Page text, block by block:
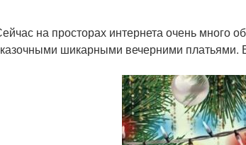
на просторах интернета очень много
шикарными вечерними платьями.